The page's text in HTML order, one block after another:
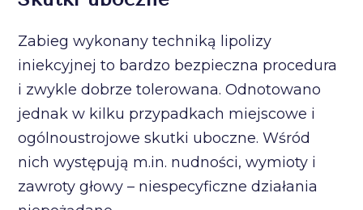
Zabieg wykonany techniką lipolizy
iniekcyjnej to bardzo bezpieczna procedura
i zwykle dobrze tolerowana. Odnotowano
jednak w kilku przypadkach miejscowe i
ogólnoustrojowe skutki uboczne. Wśród
nich występują m.in. nudności, wymioty i
zawroty głowy – niespecyficzne działania